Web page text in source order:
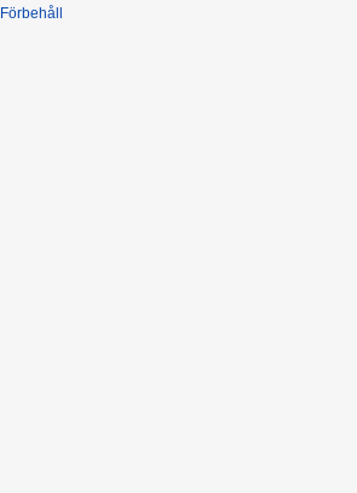
Förbehåll